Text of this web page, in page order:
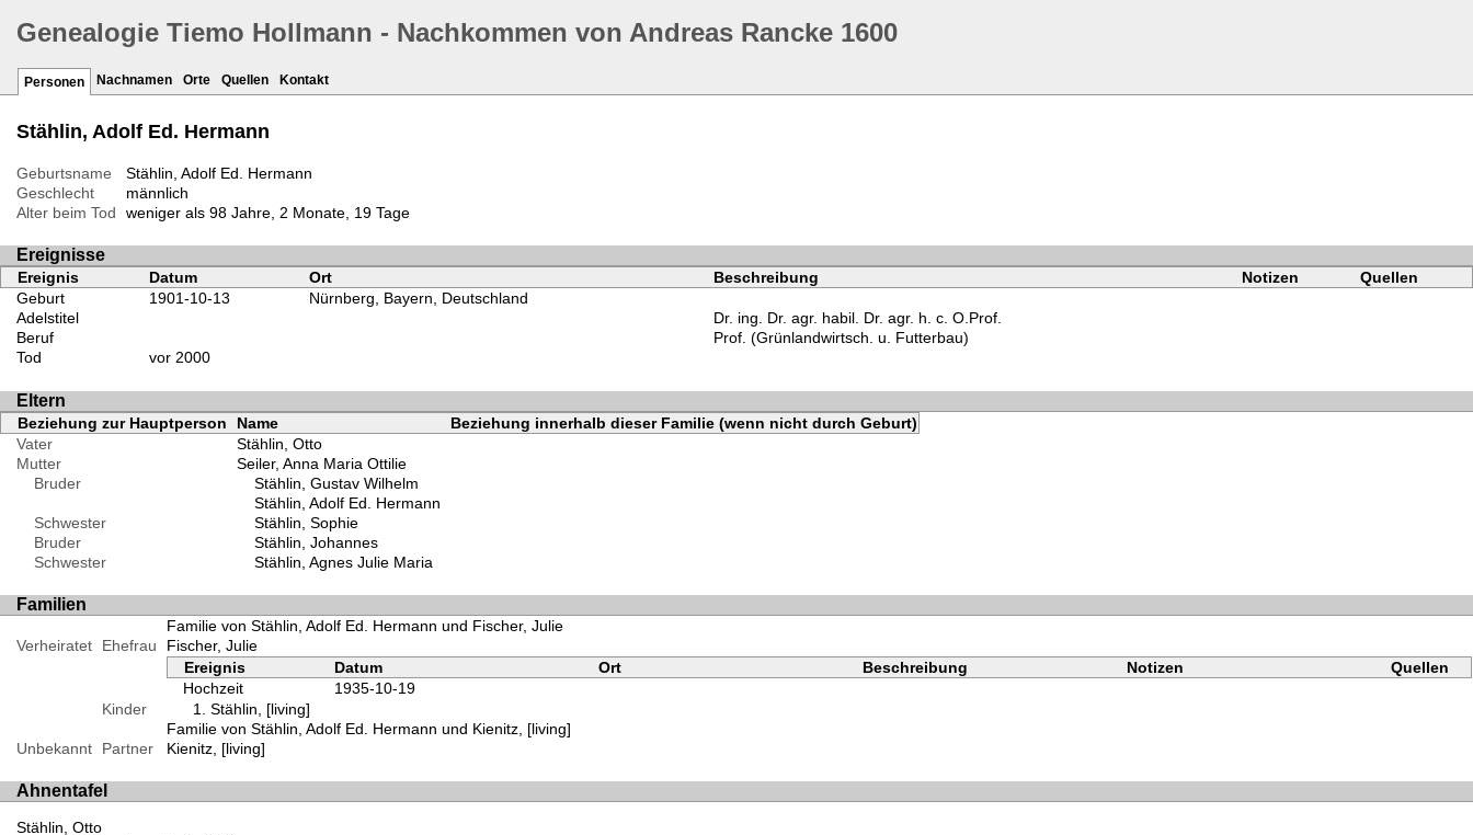
Genealogie Tiemo Hollmann - Nachkommen von Andreas Rancke 1600
Personen Nachnamen Orte Quellen Kontakt
Stählin, Adolf Ed. Hermann
Geburtsname
Stählin, Adolf Ed. Hermann
Geschlecht
männlich
Alter beim Tod
weniger als 98 Jahre, 2 Monate, 19 Tage
Ereignisse
Ereignis Datum Ort Beschreibung Notizen
Quellen
Geburt
1901-10-13
Nürnberg, Bayern, Deutschland
Adelstitel
Dr. ing. Dr. agr. habil. Dr. agr. h. c. O.Prof.
Beruf
Prof. (Grünlandwirtsch. u. Futterbau)
Tod
vor 2000
Eltern
Beziehung zur Hauptperson Name
Beziehung innerhalb dieser Familie (wenn nicht durch Geburt)
Vater
Stählin, Otto
Mutter
Seiler, Anna Maria Ottilie
Bruder
Stählin, Gustav Wilhelm
Stählin, Adolf Ed. Hermann
Schwester
Stählin, Sophie
Bruder
Stählin, Johannes
Schwester
Stählin, Agnes Julie Maria
Familien
Familie von Stählin, Adolf Ed. Hermann und Fischer, Julie
Verheiratet
Ehefrau
Fischer, Julie
Ereignis
Datum Ort Beschreibung Notizen
Quellen
Hochzeit
1935-10-19
Kinder
Stählin, [living]
Familie von Stählin, Adolf Ed. Hermann und Kienitz, [living]
Unbekannt
Partner Kienitz, [living]
Ahnentafel
Stählin, Otto